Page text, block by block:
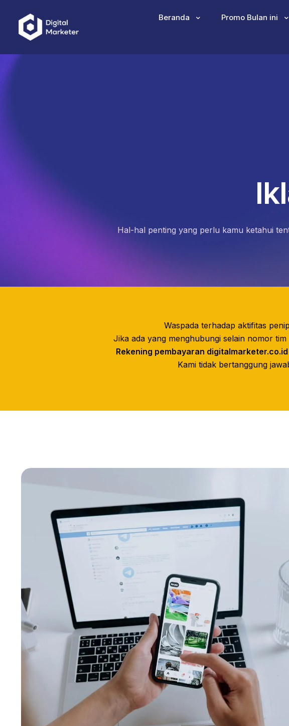
Beranda Promo Bulan ini
Hal-hal penting yang perlu kamu ketahui
Waspada terhadap aktifitas
Jika ada yang menghubungi selain nomor
Rekening pembayaran
Kami tidak bertanggung